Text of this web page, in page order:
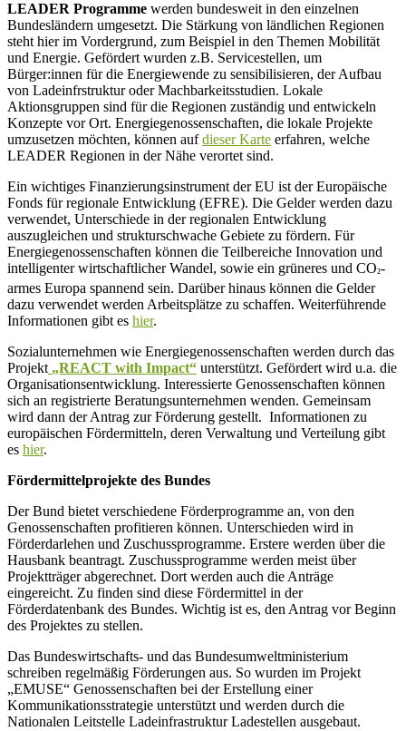
LEADER Programme werden bundesweit in den einzelnen
Bundesländern umgesetzt. Die Stärkung von ländlichen Regionen
steht hier im Vordergrund, zum Beispiel in den Themen Mobilität
und Energie. Gefördert wurden z.B. Servicestellen, um
Bürger:innen für die Energiewende zu sensibilisieren, der Aufbau
von Ladeinfrstruktur oder Machbarkeitsstudien. Lokale
Aktionsgruppen sind für die Regionen zuständig und entwickeln
Konzepte vor Ort. Energiegenossenschaften, die lokale Projekte
umzusetzen möchten, können aufdieser Karte erfahren, welche
LEADER Regionen in der Nähe verortet sind.
Ein wichtiges Finanzierungsinstrument der EU ist der Europäische
Fonds für regionale Entwicklung (EFRE). Die Gelder werden dazu
verwendet, Unterschiede in der regionalen Entwicklung
auszugleichen und strukturschwache Gebiete zu fördern. Für
Energiegenossenschaften können die Teilbereiche Innovation und
intelligenter wirtschaftlicher Wandel, sowie ein grüneres und CO²-
armes Europa spannend sein. Darüber hinaus können die Gelder
dazu verwendet werden Arbeitsplätze zu schaffen. Weiterführende
Informationen gibt es hier.
Sozialunternehmen wie Energiegenossenschaften werden durch das
Projekt „REACT with Impact“ unterstützt. Gefördert wird u.a. die
Organisationsentwicklung. Interessierte Genossenschaften können
sich an registrierte Beratungsunternehmen wenden. Gemeinsam
wird dann der Antrag zur Förderung gestellt. Informationen zu
europäischen Fördermitteln, deren Verwaltung und Verteilung gibt
es hier.
Fördermittelprojekte des Bundes
Der Bund bietet verschiedene Förderprogramme an, von den
Genossenschaften profitieren können. Unterschieden wird in
Förderdarlehen und Zuschussprogramme. Erstere werden über die
Hausbank beantragt. Zuschussprogramme werden meist über
Projektträger abgerechnet. Dort werden auch die Anträge
eingereicht. Zu finden sind diese Fördermittel in der
Förderdatenbank des Bundes. Wichtig ist es, den Antrag vor Beginn
des Projektes zu stellen.
Das Bundeswirtschafts- und das Bundesumweltministerium
schreiben regelmäßig Förderungen aus. So wurden im Projekt
„EMUSE“ Genossenschaften bei der Erstellung einer
Kommunikationsstrategie unterstützt und werden durch die
Nationalen Leitstelle Ladeinfrastruktur Ladestellen ausgebaut.